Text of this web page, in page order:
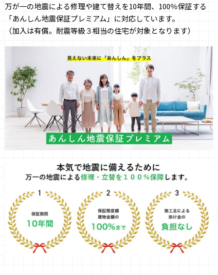
万が一の地震による修理や建て替えを10年間、100％保証する
「あんしん地震保証プレミアム」に対応しています。
（加入は有償。耐震等級３相当の住宅が対象となります）